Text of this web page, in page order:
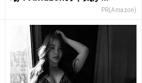
PR(Amazon)